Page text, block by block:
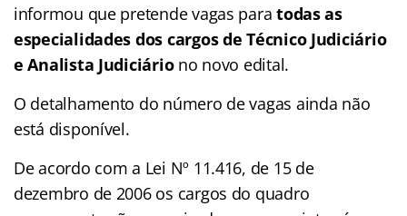
informou que pretende vagas paratodas as
especialidades dos cargos de Técnico Judiciário
e Analista Judiciário no novo edital.
O detalhamento do número de vagas ainda não
está disponível.
De acordo com a Lei Nº 11.416, de 15 de
dezembro de 2006 os cargos do quadro